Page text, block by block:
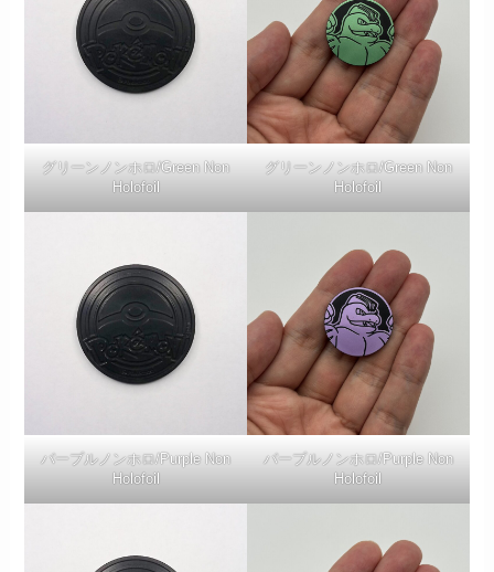
グリーンノンホロ/Green Non
Holofoil
グリーンノンホロ/Green Non
Holofoil
パープルノンホロ/Purple Non
Holofoil
パープルノンホロ/Purple Non
Holofoil